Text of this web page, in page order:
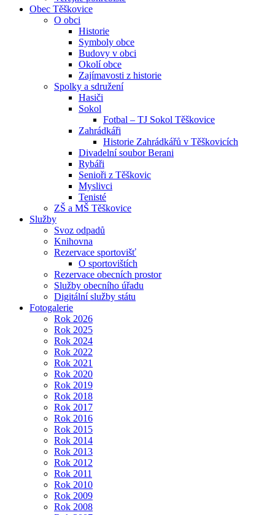
Obec Těškovice
O obci
Historie
Symboly obce
Budovy v obci
Okolí obce
Zajímavosti z historie
Spolky a sdružení
Hasiči
Sokol
Fotbal – TJ Sokol Těškovice
Zahrádkáři
Historie Zahrádkářů v Těškovicích
Divadelní soubor Berani
Rybáři
Senioři z Těškovic
Myslivci
Tenisté
ZŠ a MŠ Těškovice
Služby
Svoz odpadů
Knihovna
Rezervace sportovišť
O sportovištích
Rezervace obecních prostor
Služby obecního úřadu
Digitální služby státu
Fotogalerie
Rok 2026
Rok 2025
Rok 2024
Rok 2022
Rok 2021
Rok 2020
Rok 2019
Rok 2018
Rok 2017
Rok 2016
Rok 2015
Rok 2014
Rok 2013
Rok 2012
Rok 2011
Rok 2010
Rok 2009
Rok 2008